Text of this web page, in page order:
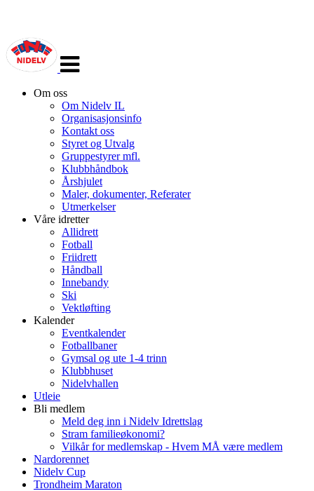
navigasjon
Om oss
Om Nidelv IL
Organisasjonsinfo
Kontakt oss
Styret og Utvalg
Gruppestyrer mfl.
Klubbhåndbok
Årshjulet
Maler, dokumenter, Referater
Utmerkelser
Våre idretter
Allidrett
Fotball
Friidrett
Håndball
Innebandy
Ski
Vektløfting
Kalender
Eventkalender
Fotballbaner
Gymsal og ute 1-4 trinn
Klubbhuset
Nidelvhallen
Utleie
Bli medlem
Meld deg inn i Nidelv Idrettslag
Stram familieøkonomi?
Vilkår for medlemskap - Hvem MÅ være medlem
Nardorennet
Nidelv Cup
Trondheim Maraton